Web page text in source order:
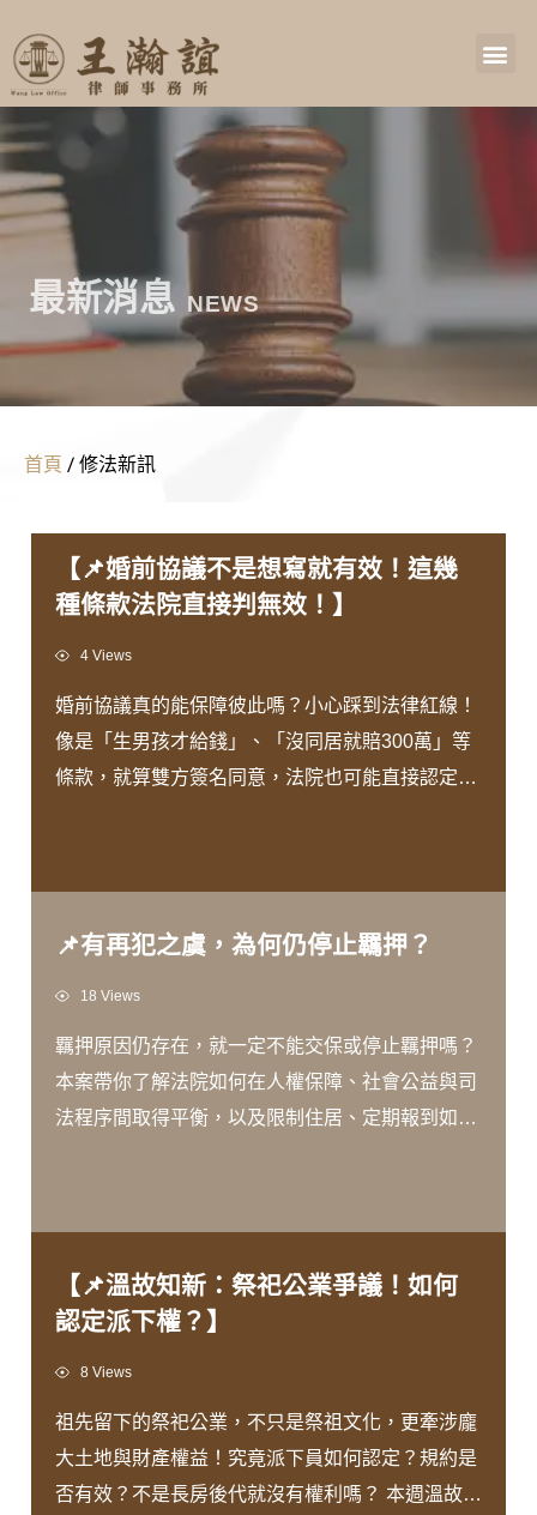
最新消息 NEWS
首頁 /修法新訊
【📌婚前協議不是想寫就有效！這幾
種條款法院直接判無效！】
Views4 Views
婚前協議真的能保障彼此嗎？小心踩到法律紅線！
像是「生男孩才給錢」、「沒同居就賠300萬」等
條款，就算雙方簽名同意，法院也可能直接認定無
📌有再犯之虞，為何仍停止羈押？
Views18 Views
羈押原因仍存在，就一定不能交保或停止羈押嗎？
本案帶你了解法院如何在人權保障、社會公益與司
法程序間取得平衡，以及限制住居、定期報到如何
【📌溫故知新：祭祀公業爭議！如何
認定派下權？】
Views8 Views
祖先留下的祭祀公業，不只是祭祖文化，更牽涉龐
大土地與財產權益！究竟派下員如何認定？規約是
否有效？不是長房後代就沒有權利嗎？ 本週溫故知